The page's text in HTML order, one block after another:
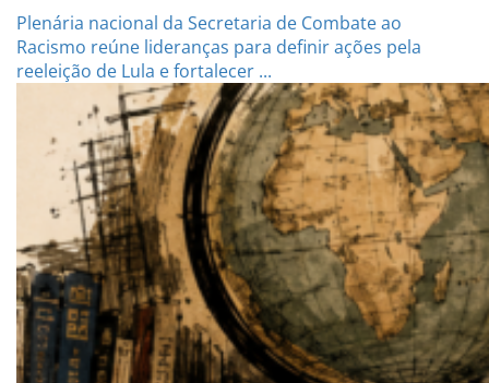
Plenária nacional da Secretaria de Combate ao
Racismo reúne lideranças para definir ações pela
reeleição de Lula e fortalecer ...